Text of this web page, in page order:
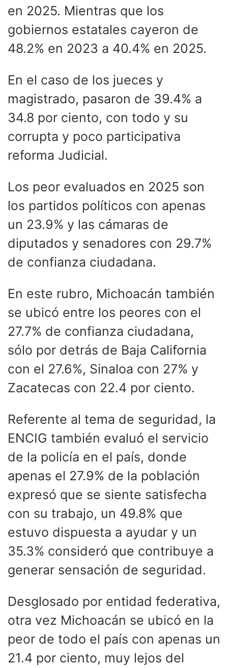
en 2025. Mientras que los
gobiernos estatales cayeron de
48.2% en 2023 a 40.4% en 2025.
En el caso de los jueces y
magistrado, pasaron de 39.4% a
34.8 por ciento, con todo y su
corrupta y poco participativa
reforma Judicial.
Los peor evaluados en 2025 son
los partidos políticos con apenas
un 23.9% y las cámaras de
diputados y senadores con 29.7%
de confianza ciudadana.
En este rubro, Michoacán también
se ubicó entre los peores con el
27.7% de confianza ciudadana,
sólo por detrás de Baja California
con el 27.6%, Sinaloa con 27% y
Zacatecas con 22.4 por ciento.
Referente al tema de seguridad, la
ENCIG también evaluó el servicio
de la policía en el país, donde
apenas el 27.9% de la población
expresó que se siente satisfecha
con su trabajo, un 49.8% que
estuvo dispuesta a ayudar y un
35.3% consideró que contribuye a
generar sensación de seguridad.
Desglosado por entidad federativa,
otra vez Michoacán se ubicó en la
peor de todo el país con apenas un
21.4 por ciento, muy lejos del